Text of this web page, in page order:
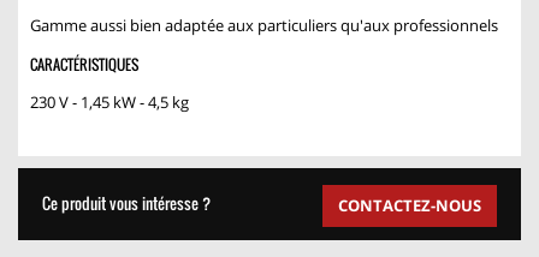
Gamme aussi bien adaptée aux particuliers qu'aux professionnels
CARACTÉRISTIQUES
230 V - 1,45 kW - 4,5 kg
CONTACTEZ-NOUS
Ce produit vous intéresse ?